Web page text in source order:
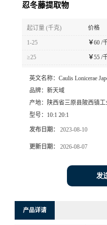
忍冬藤提取物
起订量 (千克) 价格
1-25 ￥60 /
≥25 ￥55 /
英文名称： Caulis Lonicerae
品牌： 新天域
产地：
陕西省三原县陂西镇工
型号： 10:1 20:1
发布日期： 2023-08-10
更新日期： 2026-08-07
发
产品详请